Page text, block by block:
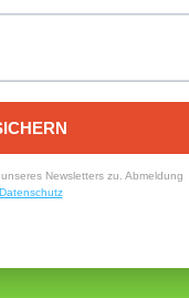
Newsletters zu. Abmeldung
Datenschutz